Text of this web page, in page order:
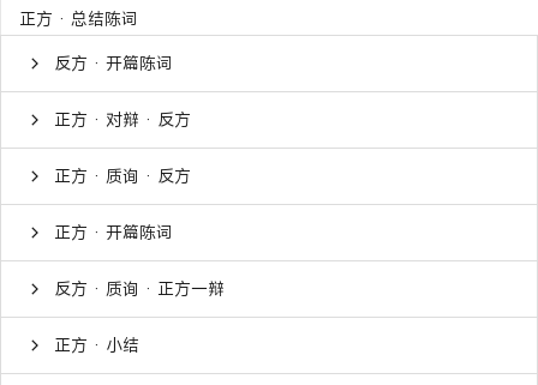
正方 · 总结陈词
反方 · 开篇陈词
正方 · 对辩 · 反方
正方 · 质询 · 反方
正方 · 开篇陈词
反方 · 质询 · 正方一辩
正方 · 小结